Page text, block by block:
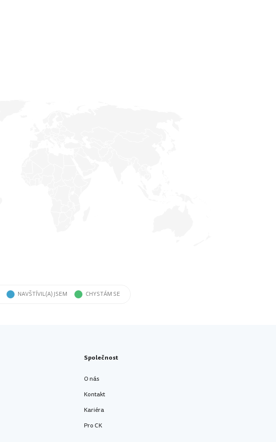
NAVŠTÍVIL(A) JSEM CHYSTÁM SE
Společnost
O nás
Kontakt
Kariéra
Pro CK